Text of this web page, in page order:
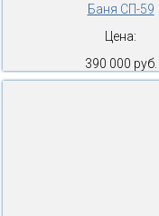
Баня СП-59
Цена:
390 000 руб.